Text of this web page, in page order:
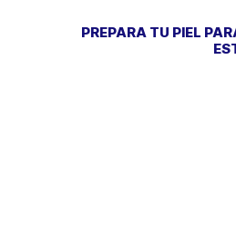
PREPARA TU PIEL